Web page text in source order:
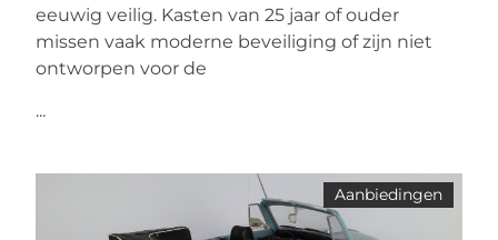
eeuwig veilig. Kasten van 25 jaar of ouder
missen vaak moderne beveiliging of zijn niet
ontworpen voor de
...
Aanbiedingen